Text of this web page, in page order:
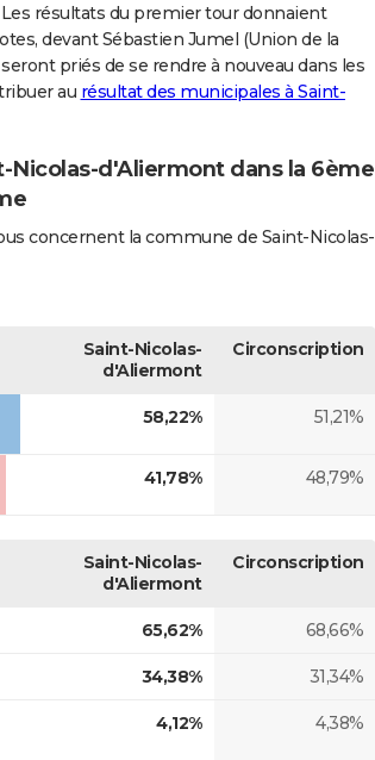
résultats du premier tour donnaient
devant Sébastien Jumel (Union de la
priés de se rendre à nouveau dans les
au résultat des municipales à Saint-
Nicolas-d'Aliermont dans la 6ème
concernent la commune de Saint-Nicolas-
Saint-Nicolas-
d'Aliermont
Circonscription
58,22% 51,21%
41,78% 48,79%
Saint-Nicolas-
d'Aliermont
Circonscription
65,62% 68,66%
34,38% 31,34%
4,12% 4,38%